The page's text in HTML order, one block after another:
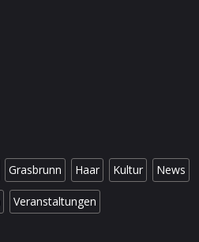
Grasbrunn Haar Kultur News
Veranstaltungen